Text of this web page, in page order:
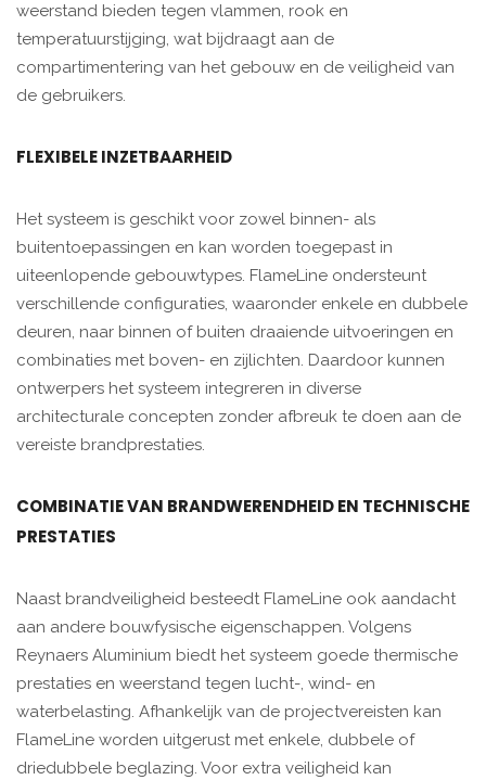
weerstand bieden tegen vlammen, rook en
temperatuurstijging, wat bijdraagt aan de
compartimentering van het gebouw en de veiligheid van
de gebruikers.
FLEXIBELE INZETBAARHEID
Het systeem is geschikt voor zowel binnen- als
buitentoepassingen en kan worden toegepast in
uiteenlopende gebouwtypes. FlameLine ondersteunt
verschillende configuraties, waaronder enkele en dubbele
deuren, naar binnen of buiten draaiende uitvoeringen en
combinaties met boven- en zijlichten. Daardoor kunnen
ontwerpers het systeem integreren in diverse
architecturale concepten zonder afbreuk te doen aan de
vereiste brandprestaties.
COMBINATIE VAN BRANDWERENDHEID EN TECHNISCHE
PRESTATIES
Naast brandveiligheid besteedt FlameLine ook aandacht
aan andere bouwfysische eigenschappen. Volgens
Reynaers Aluminium biedt het systeem goede thermische
prestaties en weerstand tegen lucht-, wind- en
waterbelasting. Afhankelijk van de projectvereisten kan
FlameLine worden uitgerust met enkele, dubbele of
driedubbele beglazing. Voor extra veiligheid kan